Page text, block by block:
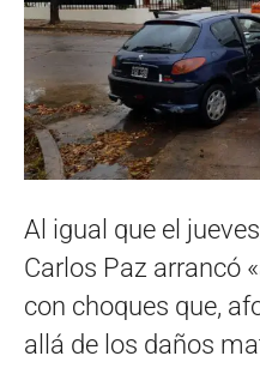
Al igual que el
Carlos Paz arrancó
con choques que,
allá de los daños